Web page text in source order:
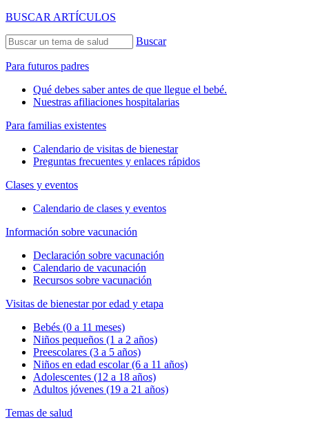
BUSCAR ARTÍCULOS
Buscar
Para futuros padres
Qué debes saber antes de que llegue el bebé.
Nuestras afiliaciones hospitalarias
Para familias existentes
Calendario de visitas de bienestar
Preguntas frecuentes y enlaces rápidos
Clases y eventos
Calendario de clases y eventos
Información sobre vacunación
Declaración sobre vacunación
Calendario de vacunación
Recursos sobre vacunación
Visitas de bienestar por edad y etapa
Bebés (0 a 11 meses)
Niños pequeños (1 a 2 años)
Preescolares (3 a 5 años)
Niños en edad escolar (6 a 11 años)
Adolescentes (12 a 18 años)
Adultos jóvenes (19 a 21 años)
Temas de salud